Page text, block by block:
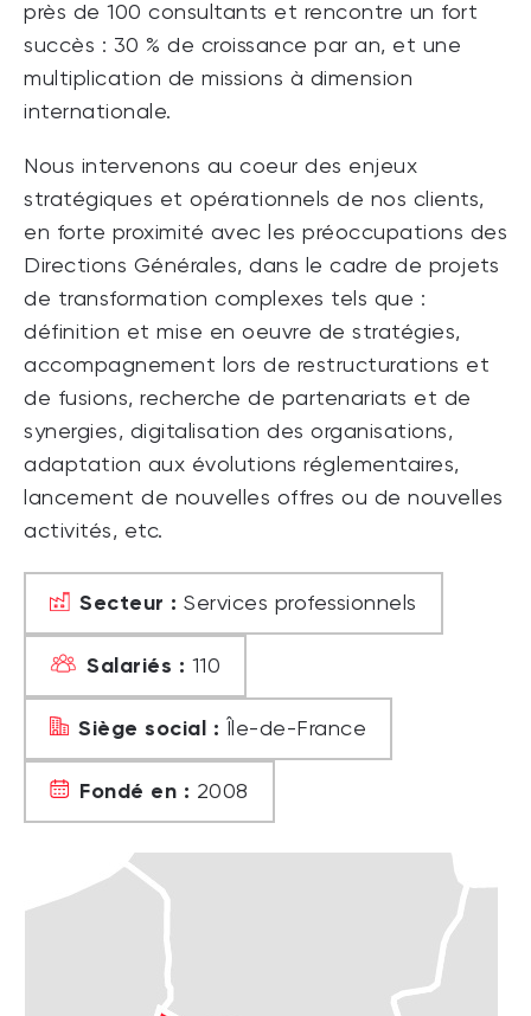
près de 100 consultants et rencontre un fort
succès : 30 % de croissance par an, et une
multiplication de missions à dimension
internationale.
Nous intervenons au coeur des enjeux
stratégiques et opérationnels de nos clients,
en forte proximité avec les préoccupations des
Directions Générales, dans le cadre de projets
de transformation complexes tels que :
définition et mise en oeuvre de stratégies,
accompagnement lors de restructurations et
de fusions, recherche de partenariats et de
synergies, digitalisation des organisations,
adaptation aux évolutions réglementaires,
lancement de nouvelles offres ou de nouvelles
activités, etc.
Secteur : Services professionnels
Salariés : 110
Siège social : Île-de-France
Fondé en : 2008